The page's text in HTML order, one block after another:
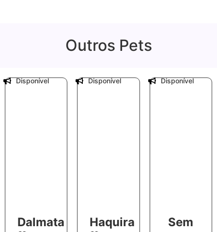
Outros Pets
Dalmata
Disponível
Haquira
Disponível
Sem
Disponível